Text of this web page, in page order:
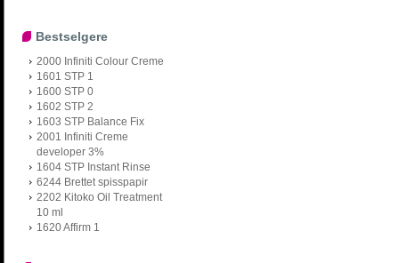
Bestselgere
2000 Infiniti Colour Creme
1601 STP 1
1600 STP 0
1602 STP 2
1603 STP Balance Fix
2001 Infiniti Creme
developer 3%
1604 STP Instant Rinse
6244 Brettet spisspapir
2202 Kitoko Oil Treatment
10 ml
1620 Affirm 1